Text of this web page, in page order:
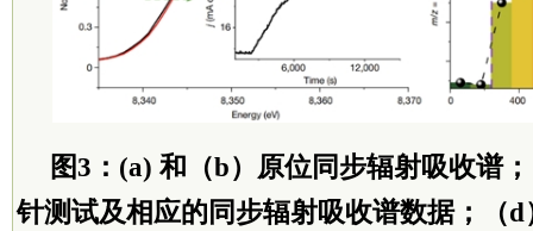
图3：(a) 和（b）原位同步辐射吸收谱
针测试及相应的同步辐射吸收谱数据；（d